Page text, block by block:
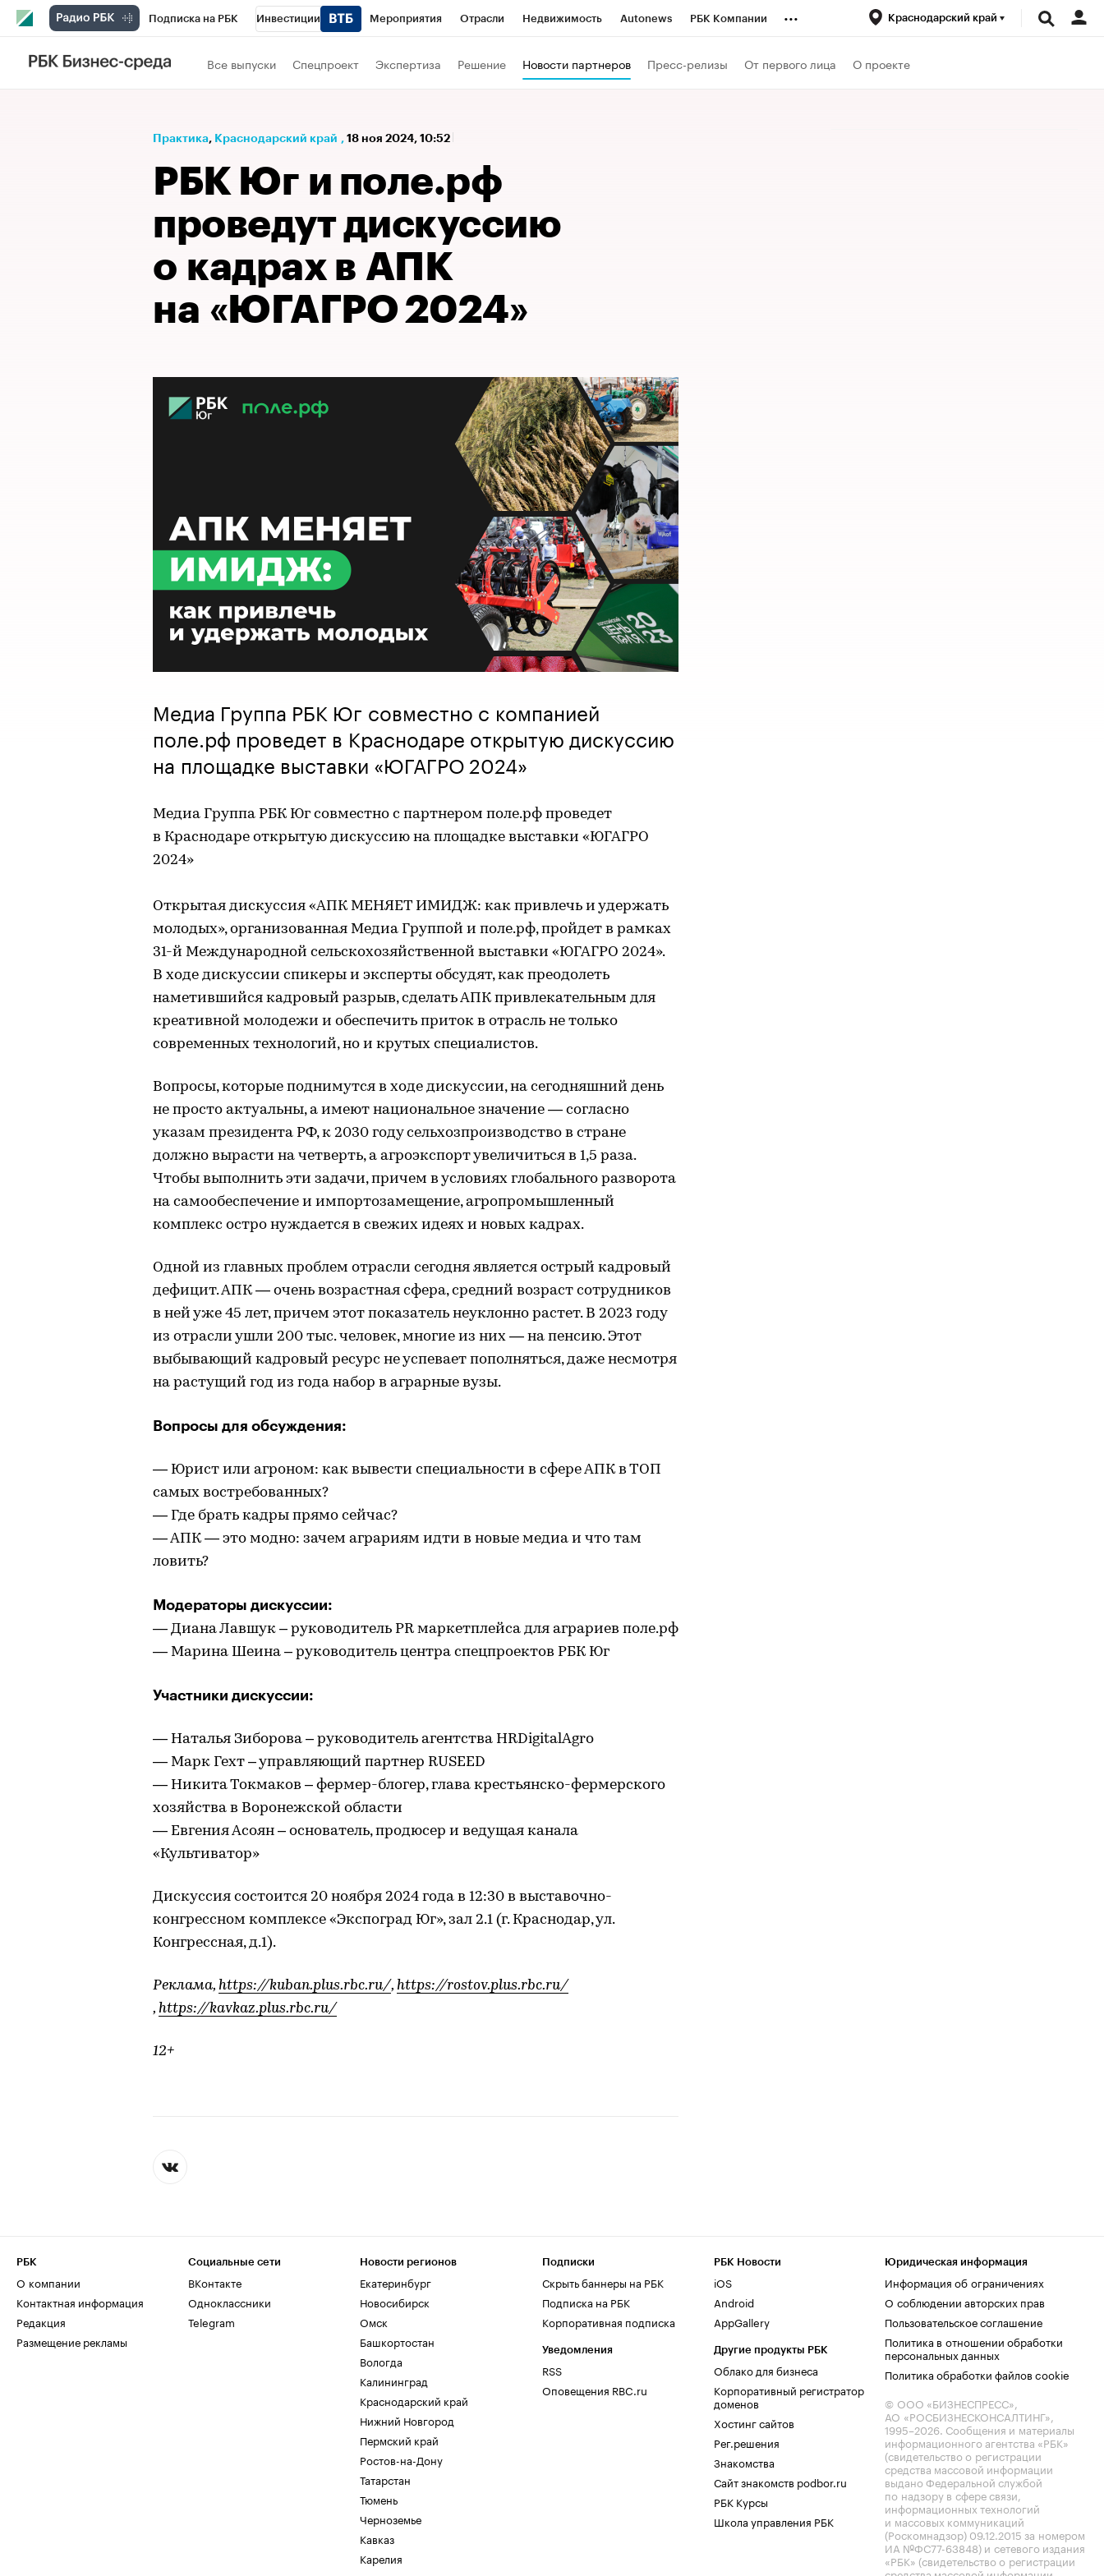
Подписка на РБК Инвестиции Мероприятия Отрасли Недвижимость Autonews РБК Компании
Телеканал
Спецпроекты Проверка контрагентов Экономика
... Краснодарский край
Все выпуски Спецпроект Экспертиза Решение Новости партнеров Пресс-релизы От первого лица О проекте
Практика⁠, Краснодарский край , 18 ноя 2024, 10:52
РБК Юг и поле.рф
проведут дискуссию
о кадрах в АПК
на «ЮГАГРО 2024»
Медиа Группа РБК Юг совместно с компанией
поле.рф проведет в Краснодаре открытую дискуссию
на площадке выставки «ЮГАГРО 2024»
Медиа Группа РБК Юг совместно с партнером поле.рф проведет
в Краснодаре открытую дискуссию на площадке выставки «ЮГАГРО
2024»
Открытая дискуссия «АПК МЕНЯЕТ ИМИДЖ: как привлечь и удержать
молодых», организованная Медиа Группой и поле.рф, пройдет в рамках
31-й Международной сельскохозяйственной выставки «ЮГАГРО 2024».
В ходе дискуссии спикеры и эксперты обсудят, как преодолеть
наметившийся кадровый разрыв, сделать АПК привлекательным для
креативной молодежи и обеспечить приток в отрасль не только
современных технологий, но и крутых специалистов.
Вопросы, которые поднимутся в ходе дискуссии, на сегодняшний день
не просто актуальны, а имеют национальное значение — согласно
указам президента РФ, к 2030 году сельхозпроизводство в стране
должно вырасти на четверть, а агроэкспорт увеличиться в 1,5 раза.
Чтобы выполнить эти задачи, причем в условиях глобального разворота
на самообеспечение и импортозамещение, агропромышленный
комплекс остро нуждается в свежих идеях и новых кадрах.
Одной из главных проблем отрасли сегодня является острый кадровый
дефицит. АПК — очень возрастная сфера, средний возраст сотрудников
в ней уже 45 лет, причем этот показатель неуклонно растет. В 2023 году
из отрасли ушли 200 тыс. человек, многие из них — на пенсию. Этот
выбывающий кадровый ресурс не успевает пополняться, даже несмотря
на растущий год из года набор в аграрные вузы.
Вопросы для обсуждения:
— Юрист или агроном: как вывести специальности в сфере АПК в ТОП
самых востребованных?
— Где брать кадры прямо сейчас?
— АПК — это модно: зачем аграриям идти в новые медиа и что там
ловить?
Модераторы дискуссии:
— Диана Лавшук – руководитель PR маркетплейса для аграриев поле.рф
— Марина Шеина – руководитель центра спецпроектов РБК Юг
Участники дискуссии:
— Наталья Зиборова – руководитель агентства HRDigitalAgro
— Марк Гехт – управляющий партнер RUSEED
— Никита Токмаков – фермер-блогер, глава крестьянско-фермерского
хозяйства в Воронежской области
— Евгения Асоян – основатель, продюсер и ведущая канала
«Культиватор»
Дискуссия состоится 20 ноября 2024 года в 12:30 в выставочно-
конгрессном комплексе «Экспоград Юг», зал 2.1 (г. Краснодар, ул.
Конгрессная, д.1).
Реклама, https://kuban.plus.rbc.ru/, https://rostov.plus.rbc.ru/
, https://kavkaz.plus.rbc.ru/
12+
РБК
О компании
Контактная информация
Редакция
Размещение рекламы
Социальные сети
ВКонтакте
Одноклассники
Telegram
Новости регионов
Екатеринбург
Новосибирск
Омск
Башкортостан
Вологда
Калининград
Краснодарский край
Нижний Новгород
Пермский край
Ростов-на-Дону
Татарстан
Тюмень
Черноземье
Кавказ
Карелия
Подписки
Скрыть баннеры на РБК
Подписка на РБК
Корпоративная подписка
Уведомления
RSS
Оповещения RBC.ru
РБК Новости
iOS
Android
AppGallery
Другие продукты РБК
Облако для бизнеса
Корпоративный регистратор
доменов
Хостинг сайтов
Рег.решения
Знакомства
Сайт знакомств podbor.ru
РБК Курсы
Школа управления РБК
Юридическая информация
Информация об ограничениях
О соблюдении авторских прав
Пользовательское соглашение
Политика в отношении обработки
персональных данных
Политика обработки файлов cookie
© ООО «БИЗНЕСПРЕСС»,
АО «РОСБИЗНЕСКОНСАЛТИНГ»,
1995–2026. Сообщения и материалы
информационного агентства «РБК»
(свидетельство о регистрации
средства массовой информации
выдано Федеральной службой
по надзору в сфере связи,
информационных технологий
и массовых коммуникаций
(Роскомнадзор) 09.12.2015 за номером
ИА №ФС77-63848) и сетевого издания
«РБК» (свидетельство о регистрации